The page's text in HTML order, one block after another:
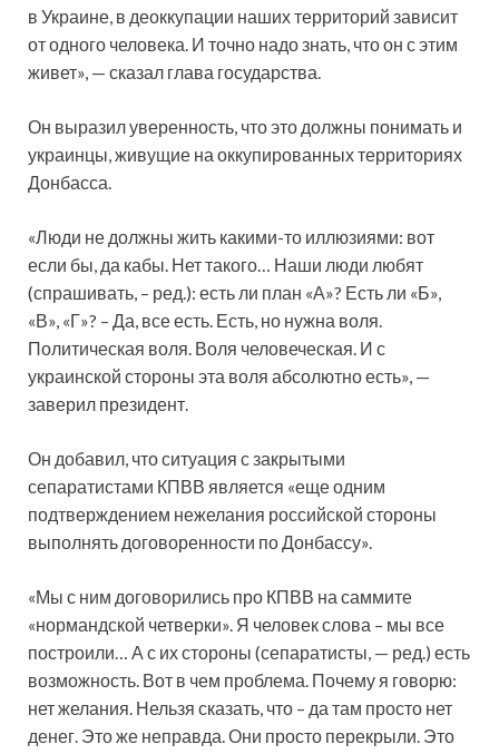
в Украине, в деоккупации наших территорий зависит
от одного человека. И точно надо знать, что он с этим
живет», — сказал глава государства.
Он выразил уверенность, что это должны понимать и
украинцы, живущие на оккупированных территориях
Донбасса.
«Люди не должны жить какими-то иллюзиями: вот
если бы, да кабы. Нет такого… Наши люди любят
(спрашивать, – ред.): есть ли план «А»? Есть ли «Б»,
«В», «Г»? – Да, все есть. Есть, но нужна воля.
Политическая воля. Воля человеческая. И с
украинской стороны эта воля абсолютно есть», —
заверил президент.
Он добавил, что ситуация с закрытыми
сепаратистами КПВВ является «еще одним
подтверждением нежелания российской стороны
выполнять договоренности по Донбассу».
«Мы с ним договорились про КПВВ на саммите
«нормандской четверки». Я человек слова – мы все
построили… А с их стороны (сепаратисты, — ред.) есть
возможность. Вот в чем проблема. Почему я говорю:
нет желания. Нельзя сказать, что – да там просто нет
денег. Это же неправда. Они просто перекрыли. Это